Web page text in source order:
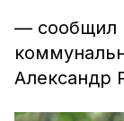
— сообщил
Александр